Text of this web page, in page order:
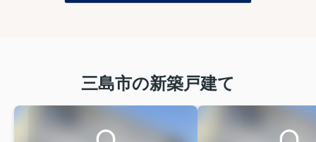
三島市の新築戸建て